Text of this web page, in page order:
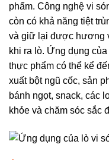
phẩm. Công nghệ vi
còn có khả năng tiệt
và giữ lại được hương
khi ra lò. Ứng dụng
thực phẩm có thể kể
xuất bột ngũ cốc, sản
bánh ngọt, snack, các
khỏe và chăm sóc sắc